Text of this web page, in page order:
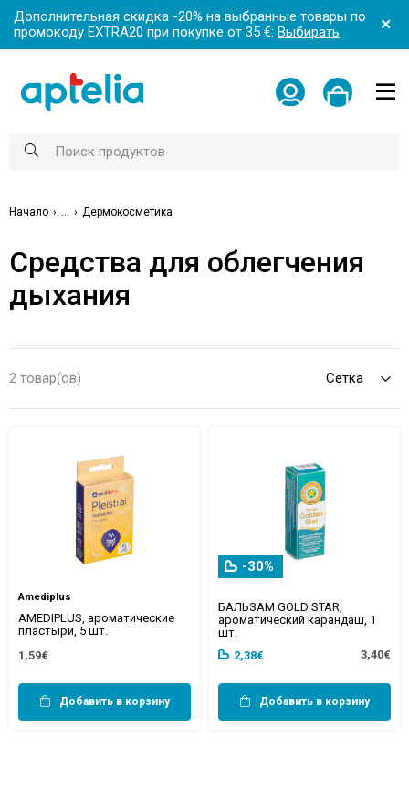
Дополнительная скидка -20% на выбранные товары по
промокоду EXTRA20 при покупке от 35 €: Выбирать
Начало Дермокосметика
Средства для облегчения
дыхания
2 товар(ов)
Amediplus
AMEDIPLUS, ароматические
пластыри, 5 шт.
1,59€
Добавить в корзину
-30%
БАЛЬЗАМ GOLD STAR,
ароматический карандаш, 1
шт.
2,38€
3,40€
Добавить в корзину